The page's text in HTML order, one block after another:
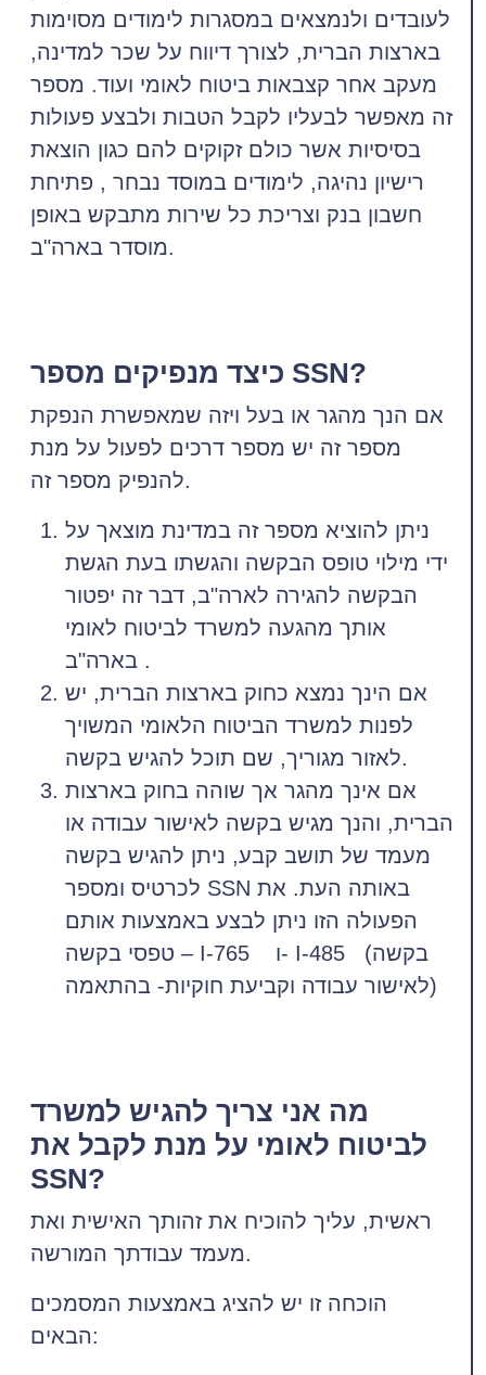
לעובדים ולנמצאים במסגרות לימודים מסוימות
בארצות הברית, לצורך דיווח על שכר למדינה,
מעקב אחר קצבאות ביטוח לאומי ועוד. מספר
זה מאפשר לבעליו לקבל הטבות ולבצע פעולות
בסיסיות אשר כולם זקוקים להם כגון הוצאת
רישיון נהיגה, לימודים במוסד נבחר , פתיחת
חשבון בנק וצריכת כל שירות מתבקש באופן
מוסדר בארה"ב.
כיצד מנפיקים מספר SSN?
אם הנך מהגר או בעל ויזה שמאפשרת הנפקת
מספר זה יש מספר דרכים לפעול על מנת
להנפיק מספר זה.
ניתן להוציא מספר זה במדינת מוצאך על
ידי מילוי טופס הבקשה והגשתו בעת הגשת
הבקשה להגירה לארה"ב, דבר זה יפטור
אותך מהגעה למשרד לביטוח לאומי
בארה"ב .
אם הינך נמצא כחוק בארצות הברית, יש
לפנות למשרד הביטוח הלאומי המשויך
לאזור מגוריך, שם תוכל להגיש בקשה.
אם אינך מהגר אך שוהה בחוק בארצות
הברית, והנך מגיש בקשה לאישור עבודה או
מעמד של תושב קבע, ניתן להגיש בקשה
לכרטיס ומספר SSN באותה העת. את
הפעולה הזו ניתן לבצע באמצעות אותם
טפסי בקשה – I-765 ו- I-485 (בקשה
לאישור עבודה וקביעת חוקיות- בהתאמה)
מה אני צריך להגיש למשרד
לביטוח לאומי על מנת לקבל את
SSN?
ראשית, עליך להוכיח את זהותך האישית ואת
מעמד עבודתך המורשה.
הוכחה זו יש להציג באמצעות המסמכים
הבאים: